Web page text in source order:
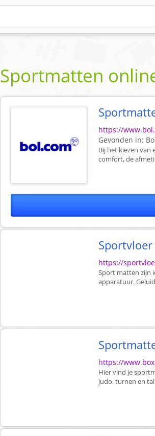
Sportmatten
https://
Gevonden in:
Bij het kiezen
comfort, de
https://
Sport matten zijn
apparatuur.
https://
Hier vind je
judo, turnen en